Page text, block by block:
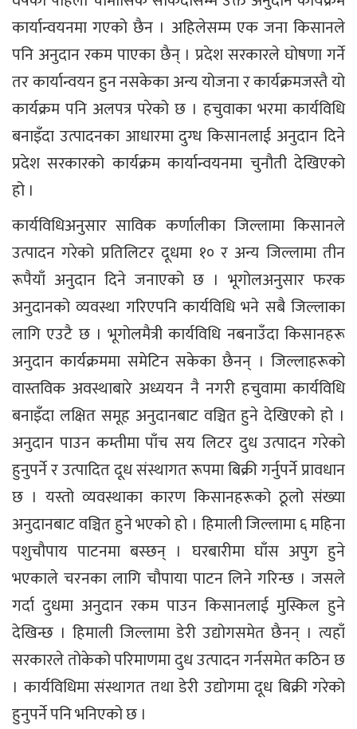
कार्यान्वयनमा गएको छैन । अहिलेसम्म एक जना किसानले
पनि अनुदान रकम पाएका छैन् । प्रदेश सरकारले घोषणा गर्ने
तर कार्यान्वयन हुन नसकेका अन्य योजना र कार्यक्रमजस्तै यो
कार्यक्रम पनि अलपत्र परेको छ । हचुवाका भरमा कार्यविधि
बनाइँदा उत्पादनका आधारमा दुग्ध किसानलाई अनुदान दिने
प्रदेश सरकारको कार्यक्रम कार्यान्वयनमा चुनौती देखिएको
हो ।
कार्यविधिअनुसार साविक कर्णालीका जिल्लामा किसानले
उत्पादन गरेको प्रतिलिटर दूधमा १० र अन्य जिल्लामा तीन
रूपैयाँ अनुदान दिने जनाएको छ । भूगोलअनुसार फरक
अनुदानको व्यवस्था गरिएपनि कार्यविधि भने सबै जिल्लाका
लागि एउटै छ । भूगोलमैत्री कार्यविधि नबनाउँदा किसानहरू
अनुदान कार्यक्रममा समेटिन सकेका छैनन् । जिल्लाहरूको
वास्तविक अवस्थाबारे अध्ययन नै नगरी हचुवामा कार्यविधि
बनाइँदा लक्षित समूह अनुदानबाट वञ्चित हुने देखिएको हो ।
अनुदान पाउन कम्तीमा पाँच सय लिटर दुध उत्पादन गरेको
हुनुपर्ने र उत्पादित दूध संस्थागत रूपमा बिक्री गर्नुपर्ने प्रावधान
छ । यस्तो व्यवस्थाका कारण किसानहरूको ठूलो संख्या
अनुदानबाट वञ्चित हुने भएको हो । हिमाली जिल्लामा ६ महिना
पशुचौपाय पाटनमा बस्छन् । घरबारीमा घाँस अपुग हुने
भएकाले चरनका लागि चौपाया पाटन लिने गरिन्छ । जसले
गर्दा दुधमा अनुदान रकम पाउन किसानलाई मुस्किल हुने
देखिन्छ । हिमाली जिल्लामा डेरी उद्योगसमेत छैनन् । त्यहाँ
सरकारले तोकेको परिमाणमा दुध उत्पादन गर्नसमेत कठिन छ
। कार्यविधिमा संस्थागत तथा डेरी उद्योगमा दूध बिक्री गरेको
हुनुपर्ने पनि भनिएको छ ।